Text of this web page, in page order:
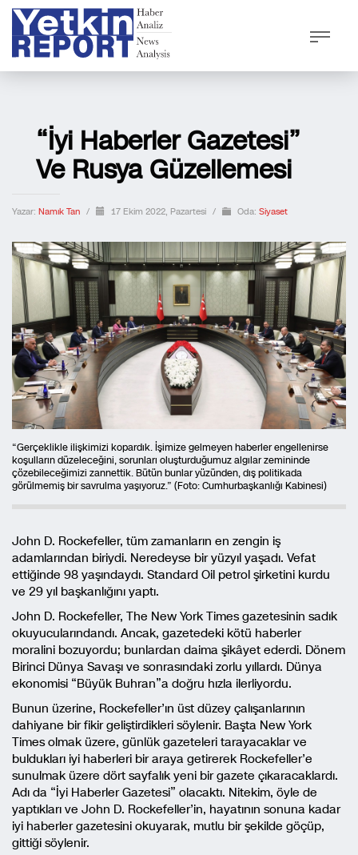
“İyi Haberler Gazetesi”
Ve Rusya Güzellemesi
Yazar: Namık Tan / 17 Ekim 2022, Pazartesi / Oda: Siyaset
“Gerçeklikle ilişkimizi kopardık. İşimize gelmeyen haberler engellenirse
koşulların düzeleceğini, sorunları oluşturduğumuz algılar zemininde
çözebileceğimizi zannettik. Bütün bunlar yüzünden, dış politikada
görülmemiş bir savrulma yaşıyoruz.” (Foto: Cumhurbaşkanlığı Kabinesi)
John D. Rockefeller, tüm zamanların en zengin iş
adamlarından biriydi. Neredeyse bir yüzyıl yaşadı. Vefat
ettiğinde 98 yaşındaydı. Standard Oil petrol şirketini kurdu
ve 29 yıl başkanlığını yaptı.
John D. Rockefeller, The New York Times gazetesinin sadık
okuyucularındandı. Ancak, gazetedeki kötü haberler
moralini bozuyordu; bunlardan daima şikâyet ederdi. Dönem
Birinci Dünya Savaşı ve sonrasındaki zorlu yıllardı. Dünya
ekonomisi “Büyük Buhran”a doğru hızla ilerliyordu.
Bunun üzerine, Rockefeller’ın üst düzey çalışanlarının
dahiyane bir fikir geliştirdikleri söylenir. Başta New York
Times olmak üzere, günlük gazeteleri tarayacaklar ve
buldukları iyi haberleri bir araya getirerek Rockefeller’e
sunulmak üzere dört sayfalık yeni bir gazete çıkaracaklardı.
Adı da “İyi Haberler Gazetesi” olacaktı. Nitekim, öyle de
yaptıkları ve John D. Rockefeller’in, hayatının sonuna kadar
iyi haberler gazetesini okuyarak, mutlu bir şekilde göçüp,
gittiği söylenir.